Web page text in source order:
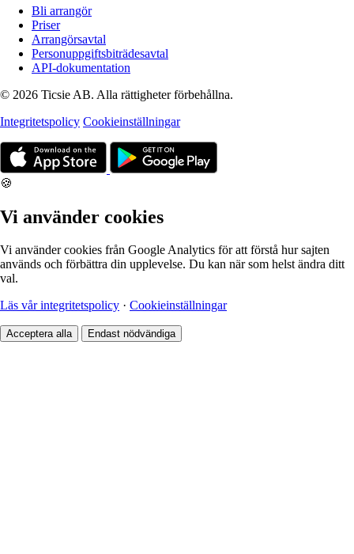
Bli arrangör
Priser
Arrangörsavtal
Personuppgiftsbiträdesavtal
API-dokumentation
© 2026 Ticsie AB. Alla rättigheter förbehållna.
Integritetspolicy Cookieinställningar
🍪
Vi använder cookies
Vi använder cookies från Google Analytics för att förstå hur sajten
används och förbättra din upplevelse. Du kan när som helst ändra ditt
val.
Läs vår integritetspolicy · Cookieinställningar
Acceptera alla Endast nödvändiga